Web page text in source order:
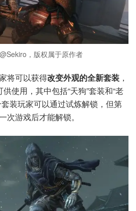
，版权属于原作者
将可以获得改变外观的全新套装 ，
使用，其中包括“天狗”套装和“老
装玩家可以通过试炼解锁，但第
次游戏后才能解锁。